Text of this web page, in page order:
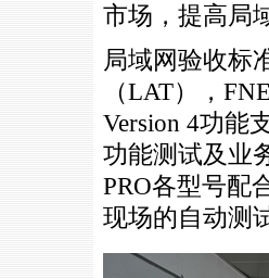
市场，提高局
局域网验收标
（LAT），
Version 4功能
功能测试及业
PRO各型号配
现场的自动测